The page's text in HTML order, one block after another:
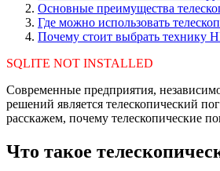
Основные преимущества
Где можно использовать
Почему стоит выбрать технику
SQLITE NOT INSTALLED
Современные предприятия,
решений является телескопический
расскажем, почему телескопические
Что такое